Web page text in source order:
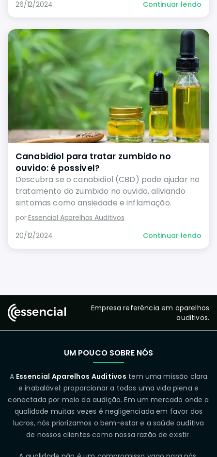
26/12/2024 Continuar lendo
Canabidiol para tratar zumbido no
ouvido: é possivel?
Descubra se o canabidiol (CBD) pode ajudar no
tratamento do zumbido no ouvido, aliviando
sintomas como ansiedade e inflamação.
porEssencial Aparelhos Auditivos
20/12/2024
Continuar lendo
Empresa referência em aparelhos
auditivos.
UM POUCO SOBRE NÓS
A Essencial Aparelhos Auditivos tem uma missão clara
e inabalável: proporcionar a todos uma vida plena e
conectada por meio da audição. Em um mercado onde a
qualidade muitas vezes é negligenciada em favor dos
lucros, nós priorizamos o bem-estar e a saúde auditiva
de nossos clientes como nossa razão de existir.